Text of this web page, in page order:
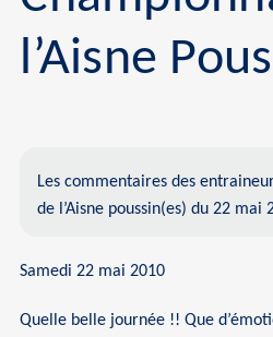
l’Aisne
Les commentaires des
de l’Aisne poussin(es) du 22 mai
Samedi 22 mai 2010
Quelle belle journée !! Que